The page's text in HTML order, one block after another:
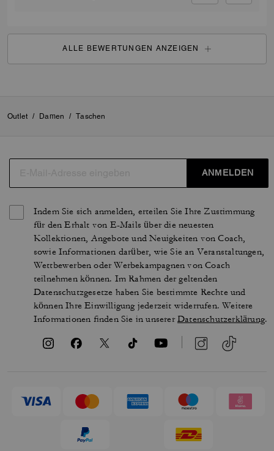
ALLE BEWERTUNGEN ANZEIGEN
Outlet / Damen / Taschen
ANMELDEN
Indem Sie sich anmelden, erteilen Sie Ihre Zustimmung
für den Erhalt von E-Mails über die neuesten
Kollektionen, Angebote und Neuigkeiten von Coach,
sowie Informationen darüber, wie Sie an Veranstaltungen,
Wettbewerben oder Werbekampagnen von Coach
teilnehmen können. Im Rahmen der geltenden
Datenschutzgesetze haben Sie bestimmte Rechte und
können Ihre Einwilligung jederzeit widerrufen. Weitere
Informationen finden Sie in unsererDatenschutzerklärung.